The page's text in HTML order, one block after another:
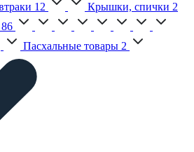
12 Крышки, спички 2
86
Пасхальные товары 2